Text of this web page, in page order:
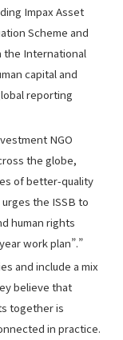
Impax Asset
Scheme and
the International
capital and
reporting
NGO
the globe,
of better-quality
the ISSB to
human rights
work plan”.”
and include a mix
believe that
together is
in practice.